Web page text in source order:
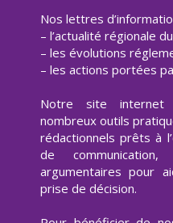
Nos lettres
– l’actualité régionale
– les évolutions
– les actions portées
Notre site
nombreux outils
rédactionnels prêts à
de
argumentaires pour
prise de décision.